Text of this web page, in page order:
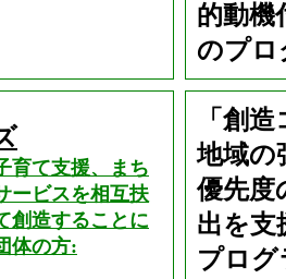
的動機
のプロ
育て支援、まち
ービスを相互扶
創造することに
体の方:
「創
地域の
優先度
出を支
プログ